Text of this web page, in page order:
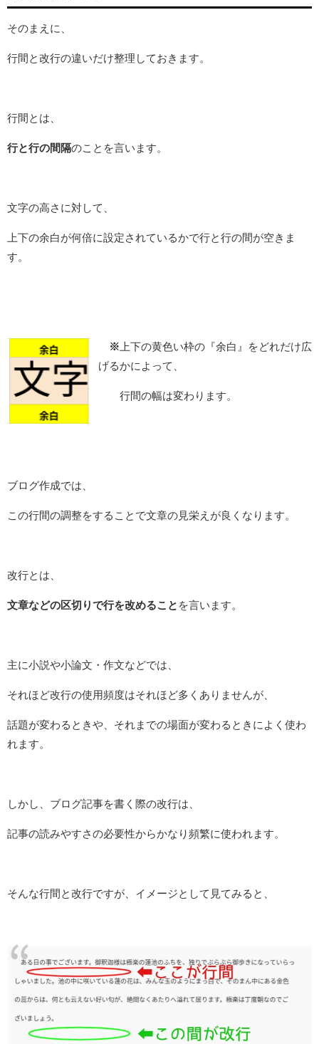
そのまえに、
行間と改行の違いだけ整理しておきます。
行間とは、
行と行の間隔のことを言います。
文字の高さに対して、
上下の余白が何倍に設定されているかで行と行の間が空きま
す。
※ 上下の黄色い枠の『余白』をどれだけ広
げるかによって、
行間の幅は変わります。
ブログ作成では、
この行間の調整をすることで文章の見栄えが良くなります。
改行とは、
文章などの区切りで行を改めること を言います。
主に小説や小論文・作文などでは、
それほど改行の使用頻度はそれほど多くありませんが、
話題が変わるときや、それまでの場面が変わるときによく使わ
れます。
しかし、ブログ記事を書く際の改行は、
記事の読みやすさの必要性からかなり頻繁に使われます。
そんな行間と改行ですが、イメージとして見てみると、